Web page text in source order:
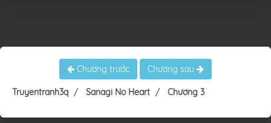
Chương trước Chương sau
Truyentranh3q Sanagi No Heart Chương 3